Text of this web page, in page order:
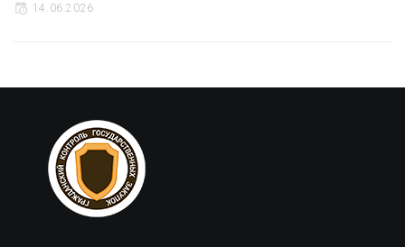
14.06.2026